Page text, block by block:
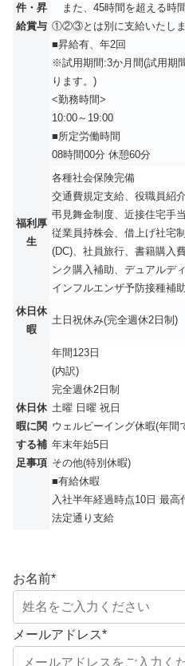
件・昇
給賞与
また、45時間を超える時
①②③とは別に支給いたしま
■昇給有、年2回
※試用期間:3か月間(試用期
ります。)
<勤務時間>
10:00～19:00
■所定労働時間
08時間00分 休憩60分
福利厚
生
各種社会保険完備
交通費規定支給、役職員紹
弔見舞金制度、近接住宅手当
従業員持株会、借上げ社宅
(DC)、社員旅行、書籍購入
ンク購入補助、デュアルデ
インフルエンザ予防接種補
休日休
暇
土日祝休み(完全週休2日制)
休日休
暇に関
する補
足事項
年間123日
(内訳)
完全週休2日制
土曜 日曜 祝日
ウェルビーイング休暇(年間
年末年始5日
その他(特別休暇)
■有給休暇
入社半年経過時点10日 最高
法定通り支給
お名前*
メールアドレス*